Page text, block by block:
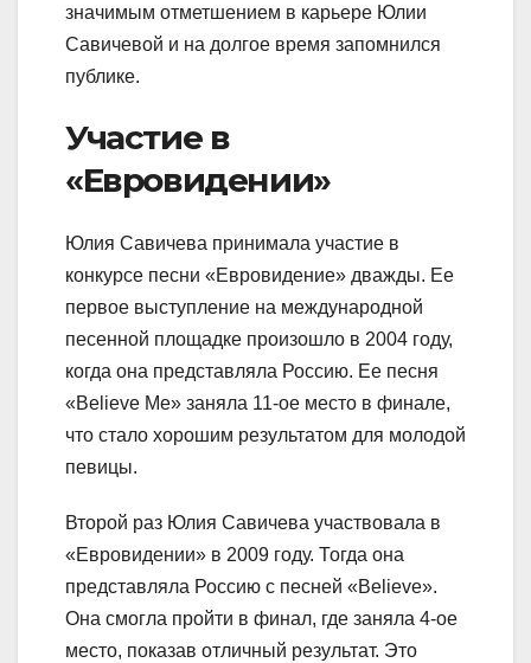
значимым отметшением в карьере Юлии
Савичевой и на долгое время запомнился
публике.
Участие в
«Евровидении»
Юлия Савичева принимала участие в
конкурсе песни «Евровидение» дважды. Ее
первое выступление на международной
песенной площадке произошло в 2004 году,
когда она представляла Россию. Ее песня
«Believe Me» заняла 11-ое место в финале,
что стало хорошим результатом для молодой
певицы.
Второй раз Юлия Савичева участвовала в
«Евровидении» в 2009 году. Тогда она
представляла Россию с песней «Believe».
Она смогла пройти в финал, где заняла 4-ое
место, показав отличный результат. Это